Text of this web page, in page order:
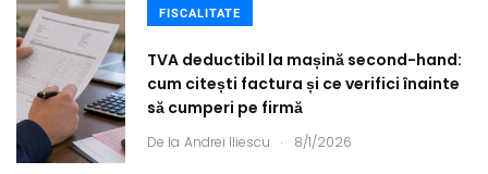
FISCALITATE
TVA deductibil la mașină second-hand:
cum citești factura și ce verifici înainte
să cumperi pe firmă
De la Andrei Iliescu . 8/1/2026